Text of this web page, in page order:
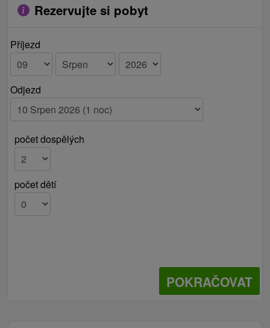
Rezervujte si pobyt
Příjezd
Odjezd
počet dospělých
počet dětí
POKRAČOVAT